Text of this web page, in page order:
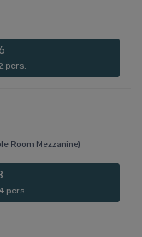
pers.
Room Mezzanine)
pers.